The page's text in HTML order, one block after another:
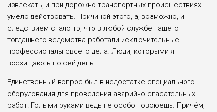
извлекать, и при дорожно-транспортных происшествиях
умело действовать. Причиной этого, а, возможно, и
следствием стало то, что в любой службе нашего
тогдашнего ведомства работали исключительные
профессионалы своего дела. Люди, которыми я
восхищаюсь по сей день.
Единственный вопрос был в недостатке специального
оборудования для проведения аварийно-спасательных
работ. Голыми руками ведь не особо повоюешь. Причём,